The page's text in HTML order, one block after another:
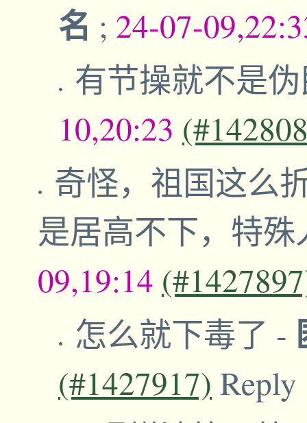
名 ; 24-07-
有节操就不是
10,20:23
奇怪，祖国这么
是居高不下，特
09,19:14
怎么就下毒了 -
(#1427917) Reply